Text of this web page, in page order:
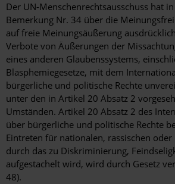
Der UN-Menschenrechtsausschuss hat
Bemerkung Nr. 34 über die
auf freie Meinungsäußerung
Verbote von Äußerungen der
eines anderen Glaubenssystems,
Blasphemiegesetze, mit dem
bürgerliche und politische Rechte
unter den in Artikel 20 Absatz 2
Umständen. Artikel 20 Absatz 2 des
über bürgerliche und politische Rechte
Eintreten für nationalen, rassischen oder
durch das zu Diskriminierung,
aufgestachelt wird, wird durch Gesetz
48).